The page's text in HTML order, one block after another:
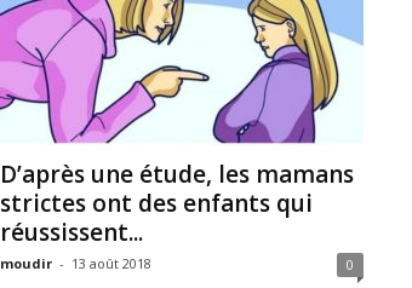
D’après une étude, les mamans
strictes ont des enfants qui
réussissent...
moudir - 13 août 2018 0